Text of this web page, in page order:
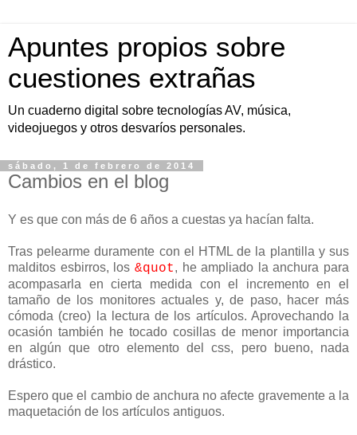
Apuntes propios sobre
cuestiones extrañas
Un cuaderno digital sobre tecnologías AV, música,
videojuegos y otros desvaríos personales.
sábado, 1 de febrero de 2014
Cambios en el blog
Y es que con más de 6 años a cuestas ya hacían falta.
Tras pelearme duramente con el HTML de la plantilla y sus
malditos esbirros, los &quot, he ampliado la anchura para
acompasarla en cierta medida con el incremento en el
tamaño de los monitores actuales y, de paso, hacer más
cómoda (creo) la lectura de los artículos. Aprovechando la
ocasión también he tocado cosillas de menor importancia
en algún que otro elemento del css, pero bueno, nada
drástico.
Espero que el cambio de anchura no afecte gravemente a la
maquetación de los artículos antiguos.